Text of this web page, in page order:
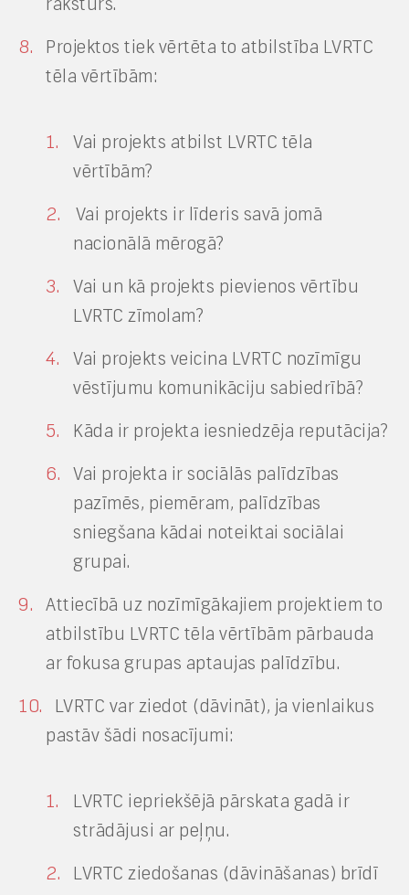
Projektos tiek vērtēta to atbilstība LVRTC
tēla vērtībām:
Vai projekts atbilst LVRTC tēla
vērtībām?
Vai projekts ir līderis savā jomā
nacionālā mērogā?
Vai un kā projekts pievienos vērtību
LVRTC zīmolam?
Vai projekts veicina LVRTC nozīmīgu
vēstījumu komunikāciju sabiedrībā?
Kāda ir projekta iesniedzēja reputācija?
Vai projekta ir sociālās palīdzības
pazīmēs, piemēram, palīdzības
sniegšana kādai noteiktai sociālai
grupai.
Attiecībā uz nozīmīgākajiem projektiem to
atbilstību LVRTC tēla vērtībām pārbauda
ar fokusa grupas aptaujas palīdzību.
LVRTC var ziedot (dāvināt), ja vienlaikus
pastāv šādi nosacījumi:
LVRTC iepriekšējā pārskata gadā ir
strādājusi ar peļņu.
LVRTC ziedošanas (dāvināšanas) brīdī